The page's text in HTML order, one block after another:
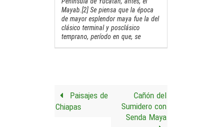
Mayab.[2]​ Se piensa que la época
de mayoresplendor maya fue la del
clásico terminal y posclásico
temprano, período en que, se
Paisajes de
Chiapas
Cañón del
Sumidero con
Senda Maya